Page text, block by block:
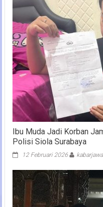
Ibu Muda Jadi Korban
Polisi Siola Surabaya
12 Februari 2026